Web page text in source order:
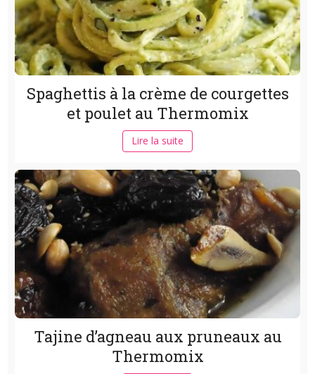
Spaghettis à la crème de courgettes
et poulet au Thermomix
Lire la suite
Tajine d’agneau aux pruneaux au
Thermomix